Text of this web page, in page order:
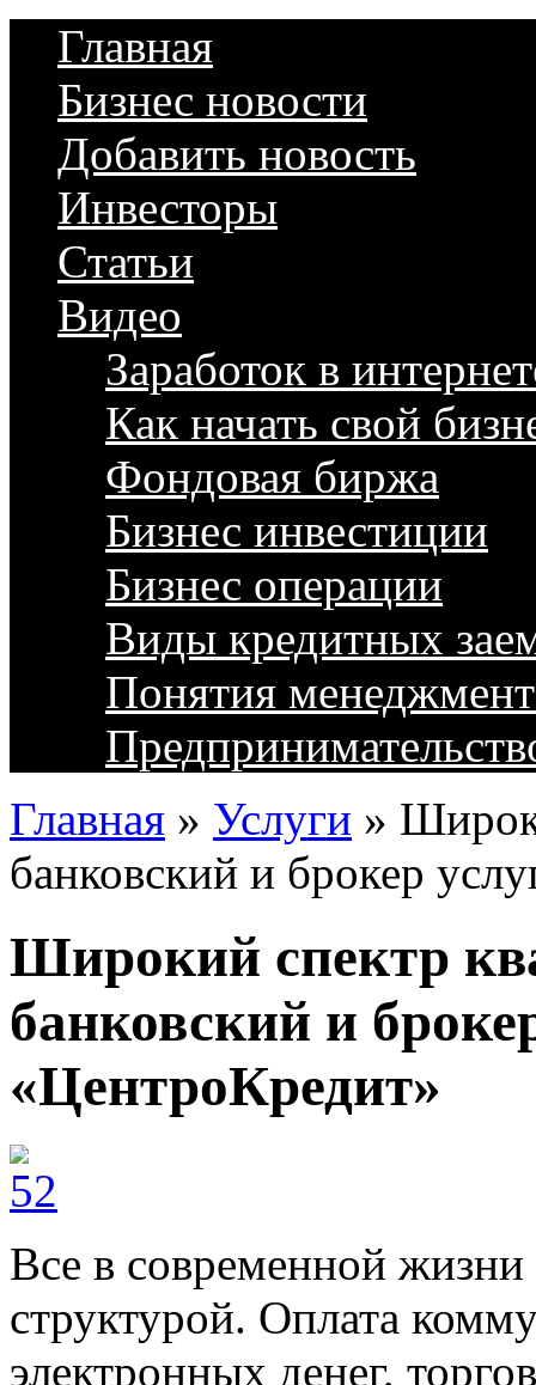
Главная
Бизнес новости
Добавить новость
Инвесторы
Статьи
Видео
Заработок в
Как начать свой
Фондовая биржа
Бизнес инвестиции
Бизнес операции
Виды кредитных
Понятия
Главная » Услуги »
банковский и брокер
Широкий спектр
банковский и
«ЦентроКредит»
Все в современной жизни
структурой. Оплата
электронных денег,